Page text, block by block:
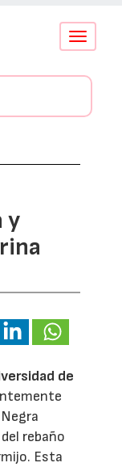
Conmutar
y
de
rebaño
Esta